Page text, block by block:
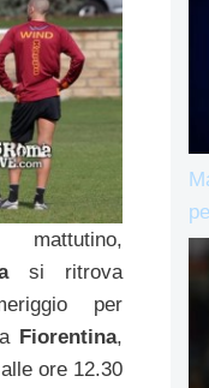
mattutino,
si ritrova
per
Fiorentina,
ore 12.30